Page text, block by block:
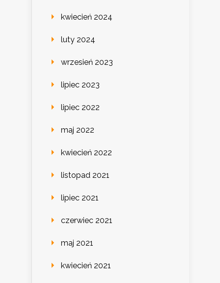
kwiecień 2024
luty 2024
wrzesień 2023
lipiec 2023
lipiec 2022
maj 2022
kwiecień 2022
listopad 2021
lipiec 2021
czerwiec 2021
maj 2021
kwiecień 2021